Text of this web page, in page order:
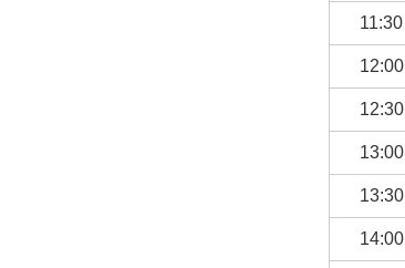
11:30
12:00
12:30
13:00
13:30
14:00